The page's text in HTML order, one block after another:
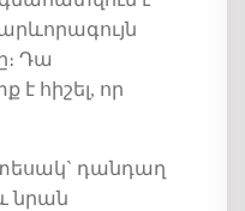
Դա
է հիշել, որ
` դանդաղ
նրան